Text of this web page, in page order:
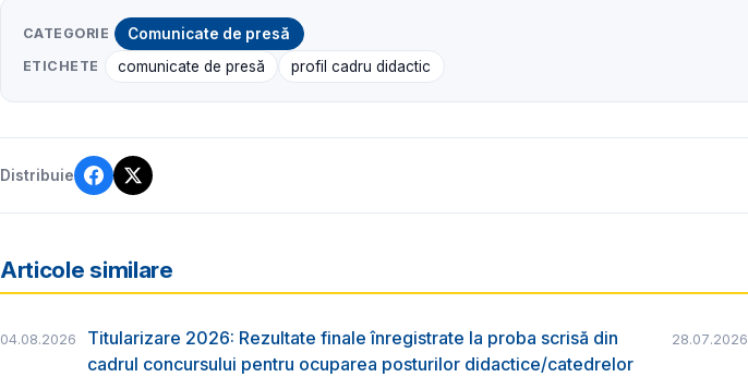
CATEGORIE Comunicate de presă
ETICHETE comunicate de presă profil cadru didactic
Distribuie
Articole similare
04.08.2026
Titularizare 2026: Rezultate finale înregistrate la proba scrisă din
cadrul concursului pentru ocuparea posturilor didactice/catedrelor
28.07.2026